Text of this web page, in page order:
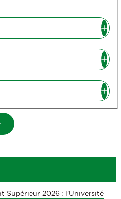
Supérieur 2026 : l'Université